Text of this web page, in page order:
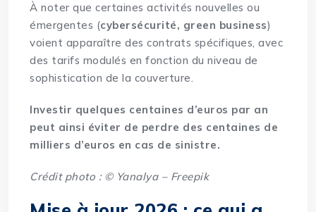
À noter que certaines activités nouvelles ou
émergentes (cybersécurité, green business)
voient apparaître des contrats spécifiques, avec
des tarifs modulés en fonction du niveau de
sophistication de la couverture.
Investir quelques centaines d’euros par an
peut ainsi éviter de perdre des centaines de
milliers d’euros en cas de sinistre.
Crédit photo : © Yanalya – Freepik